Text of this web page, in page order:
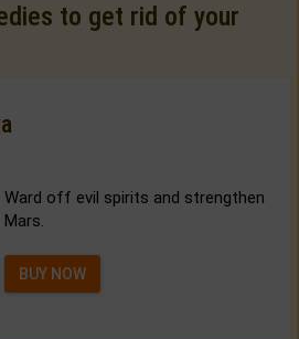
to get rid of your
Ward off evil spirits and strengthen
Mars.
BUY NOW